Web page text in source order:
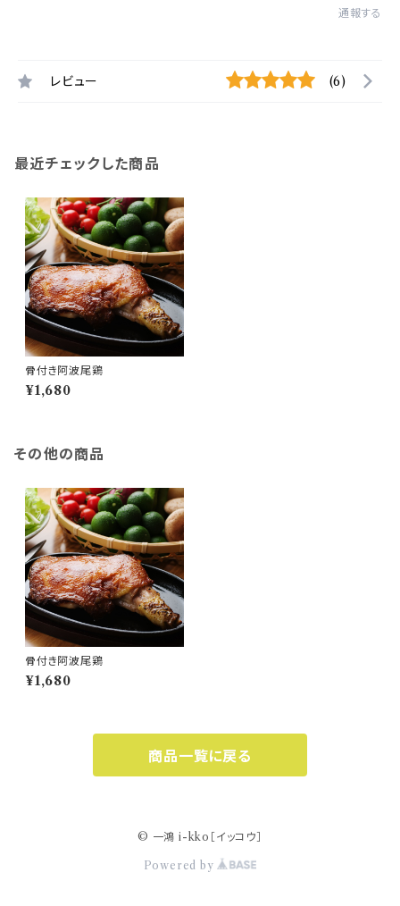
通報する
レビュー (6)
最近チェックした商品
骨付き阿波尾鶏
¥1,680
その他の商品
骨付き阿波尾鶏
¥1,680
商品一覧に戻る
© 一鴻 i-kko［イッコウ］
Powered by